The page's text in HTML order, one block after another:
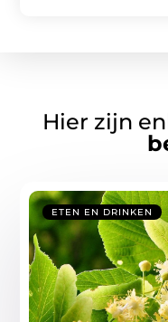
Hier zijn
ETEN EN DRINKEN